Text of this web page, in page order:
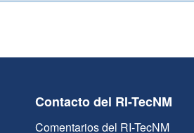
Contacto del RI-TecNM
Comentarios del RI-TecNM